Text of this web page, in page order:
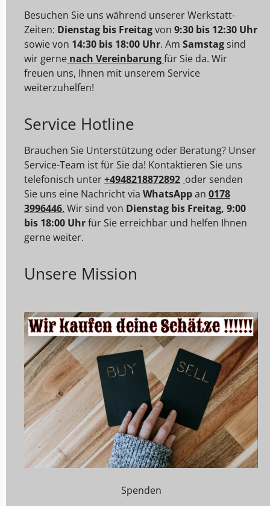
Besuchen Sie uns während unserer Werkstatt-
Zeiten: Dienstag bis Freitagvon 9:30 bis 12:30 Uhr
sowie von 14:30 bis 18:00 Uhr. Am Samstag sind
wir gerne nach Vereinbarungfür Sie da. Wir
freuen uns, Ihnen mit unserem Service
weiterzuhelfen!
Service Hotline
Brauchen Sie Unterstützung oder Beratung? Unser
Service-Team ist für Sie da! Kontaktieren Sie uns
telefonisch unter+4948218872892 oder senden
Sie uns eine Nachricht via WhatsAppan 0178
3996446. Wir sind von Dienstag bis Freitag, 9:00
bis 18:00 Uhrfür Sie erreichbar und helfen Ihnen
gerne weiter.
Unsere Mission
Spenden